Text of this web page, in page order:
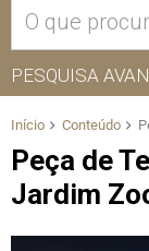
PESQUISA
Início Conteúdo
Peça de
Jardim